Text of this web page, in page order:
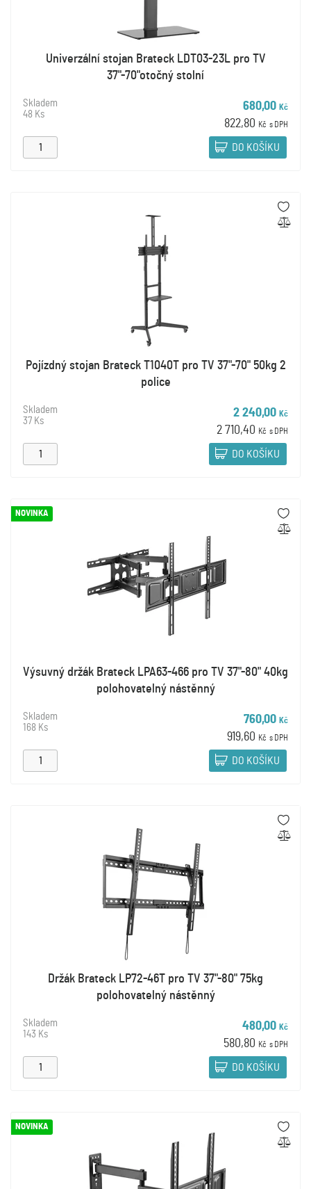
Univerzální stojan Brateck LDT03-23L pro TV
37"-70"otočný stolní
Skladem
48 Ks
680,00 Kč
822,80 Kč s DPH
DO KOŠÍKU
Pojízdný stojan Brateck T1040T pro TV 37"-70" 50kg 2
police
Skladem
37 Ks
2 240,00 Kč
2 710,40 Kč s DPH
DO KOŠÍKU
NOVINKA
Výsuvný držák Brateck LPA63-466 pro TV 37"-80" 40kg
polohovatelný nástěnný
Skladem
168 Ks
760,00 Kč
919,60 Kč s DPH
DO KOŠÍKU
Držák Brateck LP72-46T pro TV 37"-80" 75kg
polohovatelný nástěnný
Skladem
143 Ks
480,00 Kč
580,80 Kč s DPH
DO KOŠÍKU
NOVINKA